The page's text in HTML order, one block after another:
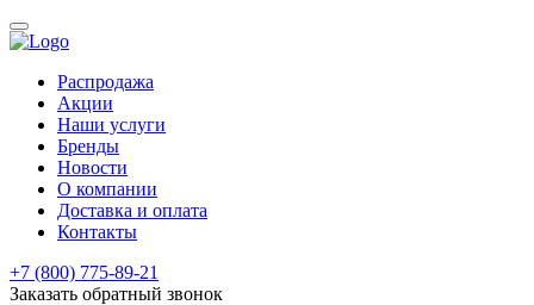
Распродажа
Акции
Наши услуги
Бренды
Новости
О компании
Доставка и оплата
Контакты
+7 (800) 775-89-21
Заказать обратный звонок